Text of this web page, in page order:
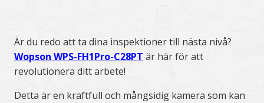
Är du redo att ta dina inspektioner till nästa nivå?
Wopson WPS-FH1Pro-C28PT är här för att
revolutionera ditt arbete!
Detta är en kraftfull och mångsidig kamera som kan